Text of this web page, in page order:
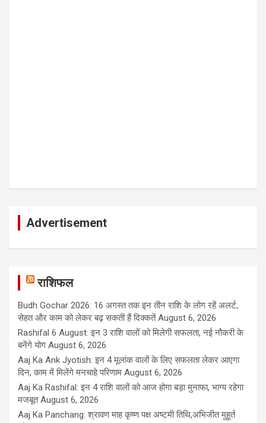
Advertisement
राशिफल
Budh Gochar 2026: 16 अगस्त तक इन तीन राशि के लोग रहें अलर्ट,
सेहत और काम को लेकर बढ़ सकती हैं दिक्कतें August 6, 2026
Rashifal 6 August: इन 3 राशि वालों को मिलेगी सफलता, नई नौकरी के
बनेंगे योग August 6, 2026
Aaj Ka Ank Jyotish: इन 4 मूलांक वालों के लिए सफलता लेकर आएगा
दिन, काम में मिलेंगे मनचाहे परिणाम August 6, 2026
Aaj Ka Rashifal: इन 4 राशि वालों को आज होगा बड़ा मुनाफा, भाग्य रहेगा
मजबूत August 6, 2026
Aaj Ka Panchang: श्रावण माह कृष्ण पक्ष अष्टमी तिथि,अभिजीत मुहूर्त